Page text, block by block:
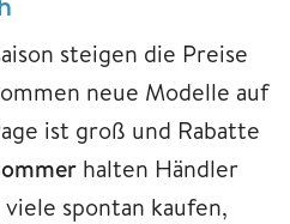
steigen die Preise
neue Modelle auf
ist groß und Rabatte
halten Händler
spontan kaufen,